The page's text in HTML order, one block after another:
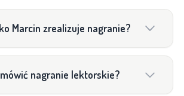
Marcin zrealizuje nagranie?
nagranie lektorskie?